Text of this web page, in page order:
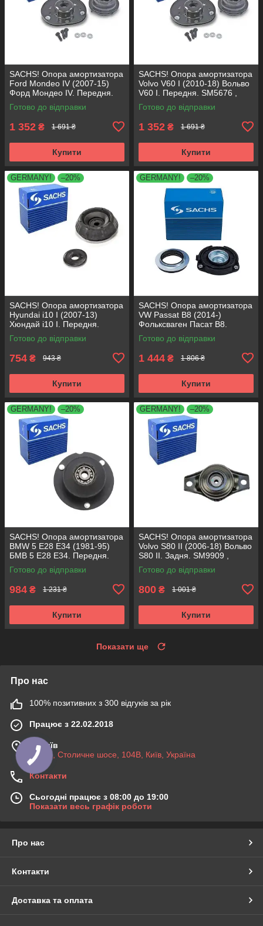
SACHS! Опора амортизатора
Ford Mondeo IV (2007-15)
Форд Мондео IV. Передня.
SM5676 , 803053 , KB652.30
Готово до відправки
1 352 ₴ 1 691 ₴
Купити
SACHS! Опора амортизатора
Volvo V60 I (2010-18) Вольво
V60 I. Передня. SM5676 ,
803053 , KB652.30
Готово до відправки
1 352 ₴ 1 691 ₴
Купити
GERMANY! –20%
SACHS! Опора амортизатора
Hyundai i10 I (2007-13)
Хюндай i10 I. Передня.
SM5818 , 801063 , KB689.27 ,
VKDA88511
Готово до відправки
754 ₴ 943 ₴
Купити
GERMANY! –20%
SACHS! Опора амортизатора
VW Passat B8 (2014-)
Фольксваген Пасат B8.
Передня. 803024 , KB657.27 ,
VKDA35167
Готово до відправки
1 444 ₴ 1 806 ₴
Купити
GERMANY! –20%
SACHS! Опора амортизатора
BMW 5 E28 E34 (1981-95)
БМВ 5 Е28 Е34. Передня.
SM1000 , 803151 , KB650.00 ,
VKDC35801
Готово до відправки
984 ₴ 1 231 ₴
Купити
GERMANY! –20%
SACHS! Опора амортизатора
Volvo S80 II (2006-18) Вольво
S80 II. Задня. SM9909 ,
802416 , KB952.10 ,
VKDA40436
Готово до відправки
800 ₴ 1 001 ₴
Купити
Показати ще
Про нас
100% позитивних з 300 відгуків за рік
Працює з 22.02.2018
м. Київ
03045, Столичне шосе, 104B, Київ, Україна
Контакти
Сьогодні працює з 08:00 до 19:00
Показати весь графік роботи
Про нас
Контакти
Доставка та оплата